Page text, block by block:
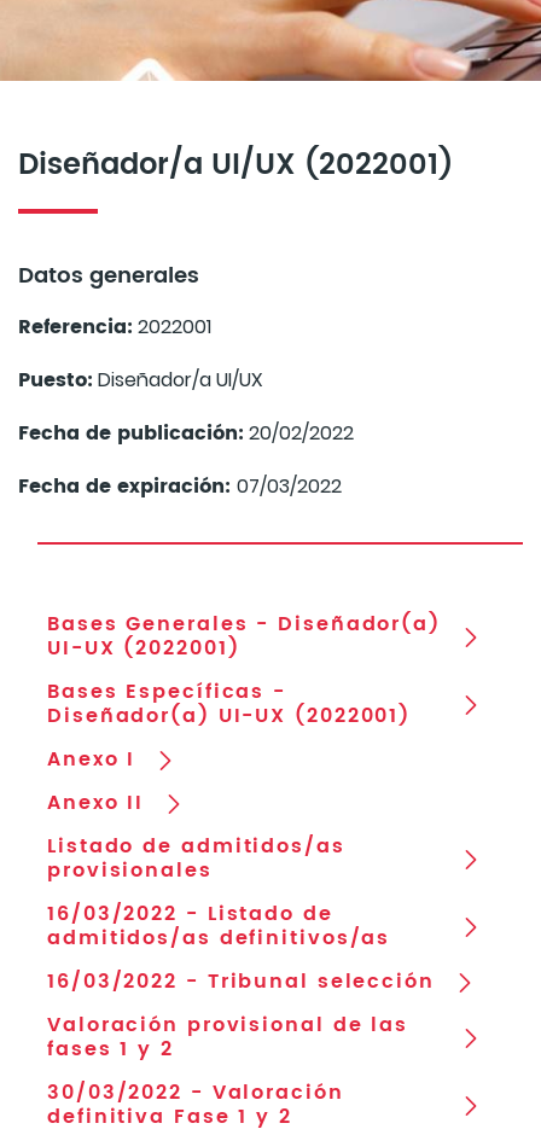
Diseñador/a UI/UX (2022001)
Datos generales
Referencia: 2022001
Puesto: Diseñador/a UI/UX
Fecha de publicación: 20/02/2022
Fecha de expiración: 07/03/2022
Bases Generales - Diseñador(a)
UI-UX (2022001)
Bases Específicas -
Diseñador(a) UI-UX (2022001)
Anexo I
Anexo II
Listado de admitidos/as
provisionales
16/03/2022 - Listado de
admitidos/as definitivos/as
16/03/2022 - Tribunal selección
Valoración provisional de las
fases 1 y 2
30/03/2022 - Valoración
definitiva Fase 1 y 2